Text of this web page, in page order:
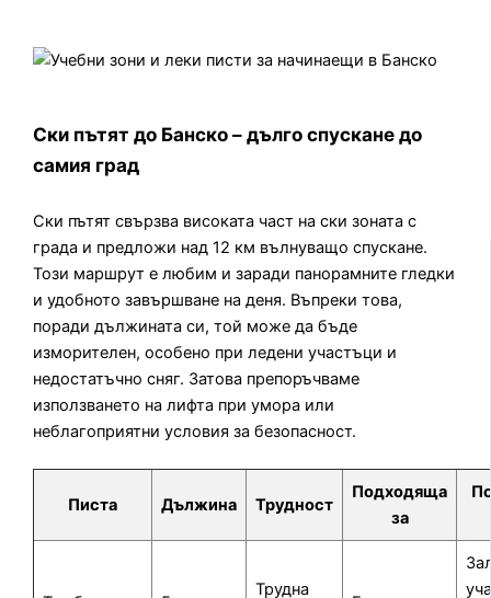
Ски пътят до Банско – дълго спускане до
самия град
Ски пътят свързва високата част на ски зоната с
града и предложи над 12 км вълнуващо спускане.
Този маршрут е любим и заради панорамните гледки
и удобното завършване на деня. Въпреки това,
поради дължината си, той може да бъде
изморителен, особено при ледени участъци и
недостатъчно сняг. Затова препоръчваме
използването на лифта при умора или
неблагоприятни условия за безопасност.
Писта Дължина Трудност
Подходяща
за
Трудна